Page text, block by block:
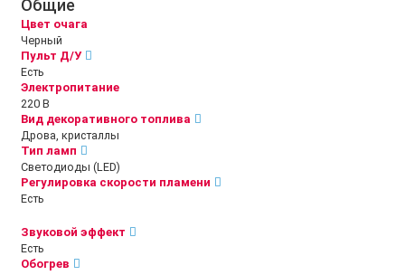
Общие
Цвет очага
Черный
Пульт Д/У
Есть
Электропитание
220 В
Вид декоративного топлива
Дрова, кристаллы
Тип ламп
Светодиоды (LED)
Регулировка скорости пламени
Есть
Звуковой эффект
Есть
Обогрев